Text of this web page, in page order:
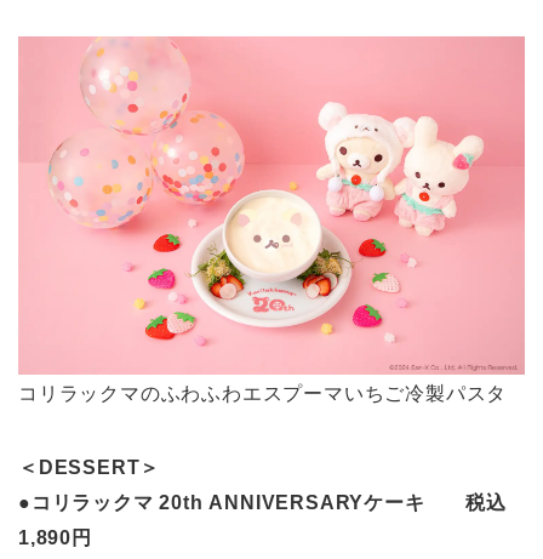
コリラックマのふわふわエスプーマいちご冷製パスタ
＜DESSERT＞
●コリラックマ 20th ANNIVERSARYケーキ 税込
1,890円